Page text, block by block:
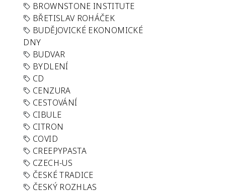
BROWNSTONE INSTITUTE
BŘETISLAV ROHÁČEK
BUDĚJOVICKÉ EKONOMICKÉ
DNY
BUDVAR
BYDLENÍ
CD
CENZURA
CESTOVÁNÍ
CIBULE
CITRON
COVID
CREEPYPASTA
CZECH-US
ČESKÉ TRADICE
ČESKÝ ROZHLAS